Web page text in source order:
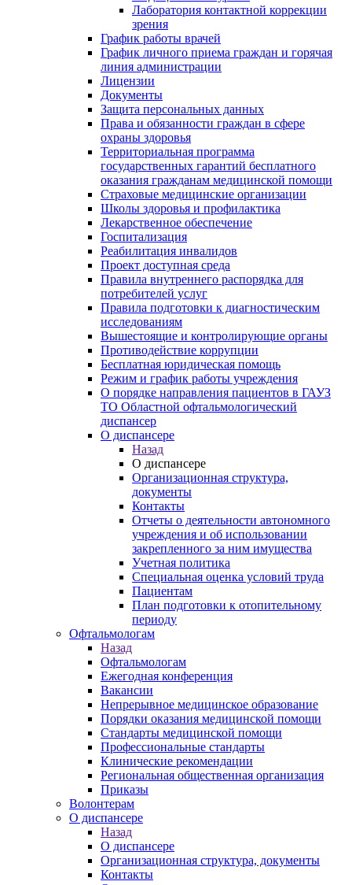
Лаборатория контактной коррекции
зрения
График работы врачей
График личного приема граждан и горячая
линия администрации
Лицензии
Документы
Защита персональных данных
Права и обязанности граждан в сфере
охраны здоровья
Территориальная программа
государственных гарантий бесплатного
оказания гражданам медицинской помощи
Страховые медицинские организации
Школы здоровья и профилактика
Лекарственное обеспечение
Госпитализация
Реабилитация инвалидов
Проект доступная среда
Правила внутреннего распорядка для
потребителей услуг
Правила подготовки к диагностическим
исследованиям
Вышестоящие и контролирующие органы
Противодействие коррупции
Бесплатная юридическая помощь
Режим и график работы учреждения
О порядке направления пациентов в ГАУЗ
ТО Областной офтальмологический
диспансер
О диспансере
Назад
О диспансере
Организационная структура,
документы
Контакты
Отчеты о деятельности автономного
учреждения и об использовании
закрепленного за ним имущества
Учетная политика
Специальная оценка условий труда
Пациентам
План подготовки к отопительному
периоду
Офтальмологам
Назад
Офтальмологам
Ежегодная конференция
Вакансии
Непрерывное медицинское образование
Порядки оказания медицинской помощи
Стандарты медицинской помощи
Профессиональные стандарты
Клинические рекомендации
Региональная общественная организация
Приказы
Волонтерам
О диспансере
Назад
О диспансере
Организационная структура, документы
Контакты